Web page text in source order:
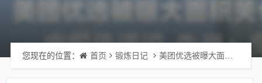
您现在的位置： 首页 锻炼日记 美团优选被曝大面积关仓-远离虚假承诺沼-生肖：兔-猪